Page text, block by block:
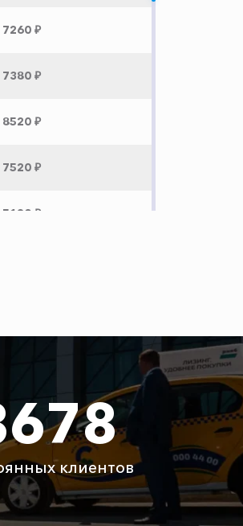
7260 ₽
7380 ₽
8520 ₽
7520 ₽
5120 ₽
21800 ₽
Бесплатно
клиентов